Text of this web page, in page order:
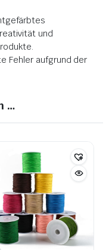
und
Fehler aufgrund der
…